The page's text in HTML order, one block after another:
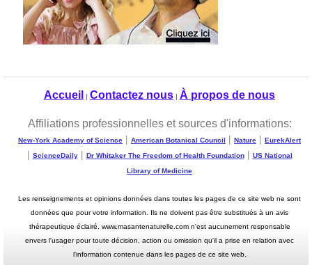
Accueil | Contactez nous | À propos de nous
Affiliations professionnelles et sources d'informations:
New-York Academy of Science | American Botanical Council | Nature | EurekAlert
| ScienceDaily| Dr Whitaker The Freedom of Health Foundation| US National
Library of Medicine
Les renseignements et opinions données dans toutes les pages de ce site web ne sont
données que pour votre information. Ils ne doivent pas être substitués à un avis
thérapeutique éclairé. www.masantenaturelle.com n'est aucunement responsable
envers l'usager pour toute décision, action ou omission qu'il a prise en relation avec
l'information contenue dans les pages de ce site web.